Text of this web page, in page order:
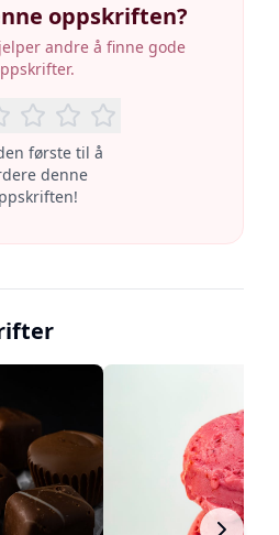
oppskriften?
andre å finne gode
første til å
denne